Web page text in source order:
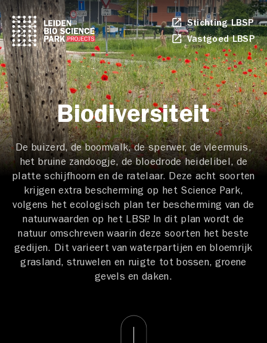
Stichting LBSP
in
Vastgoed LBSP
in
Biodiversiteit
De buizerd, de boomvalk, de sperwer, de vleermuis,
het bruine zandoogje, de bloedrode heidelibel, de
platte schijfhoorn en de ratelaar. Deze acht soorten
krijgen extra bescherming op het Science Park,
volgens het ecologisch plan ter bescherming van de
natuurwaarden op het LBSP. In dit plan wordt de
natuur omschreven waarin deze soorten het beste
gedijen. Dit varieert van waterpartijen en bloemrijk
grasland, struwelen en ruigte tot bossen, groene
gevels en daken.